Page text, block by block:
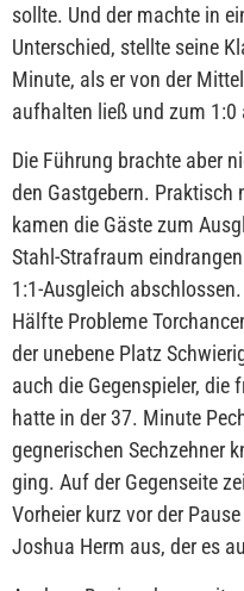
sollte. Und der machte in
Unterschied, stellte seine
Minute, als er von der
aufhalten ließ und zum 1:0
Die Führung brachte aber
den Gastgebern. Praktisch
kamen die Gäste zum
Stahl-Strafraum
1:1-Ausgleich
Hälfte Probleme
der unebene Platz
auch die Gegenspieler, die
hatte in der 37. Minute
gegnerischen Sechzehner
ging. Auf der Gegenseite
Vorheier kurz vor der
Joshua Herm aus, der es